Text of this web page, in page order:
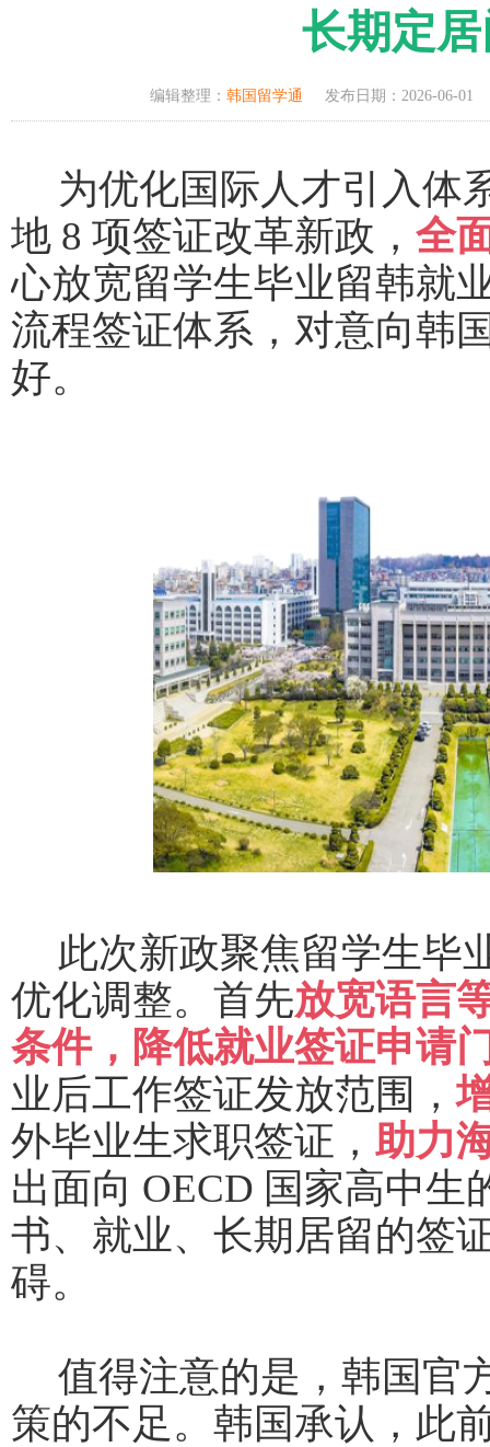
长期定
编辑整理： 韩国留学通 发布日期：2026-06-01
为优化国际人才引入体
地 8 项签证改革新政， 全
心放宽留学生毕业留韩就
流程签证体系，对意向韩
好。
此次新政聚焦留学生毕
优化调整。首先放宽语言
条件，降低就业签证申请
业后工作签证发放范围，
外毕业生求职签证， 助力
出面向 OECD 国家高中生
书、就业、长期居留的签
碍。
值得注意的是，韩国官
策的不足。韩国承认，此